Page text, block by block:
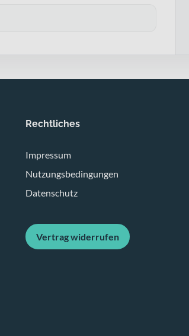
Rechtliches
Impressum
Nutzungsbedingungen
Datenschutz
Vertrag widerrufen